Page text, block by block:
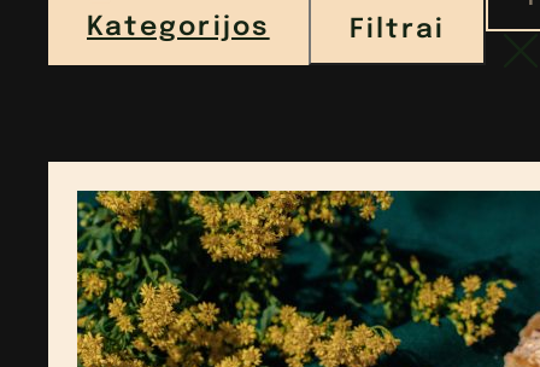
Kategorijos Filtrai